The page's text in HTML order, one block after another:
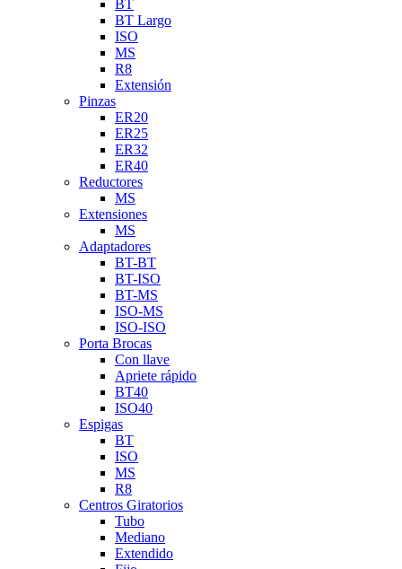
BT
BT Largo
ISO
MS
R8
Extensión
Pinzas
ER20
ER25
ER32
ER40
Reductores
MS
Extensiones
MS
Adaptadores
BT-BT
BT-ISO
BT-MS
ISO-MS
ISO-ISO
Porta Brocas
Con llave
Apriete rápido
BT40
ISO40
Espigas
BT
ISO
MS
R8
Centros Giratorios
Tubo
Mediano
Extendido